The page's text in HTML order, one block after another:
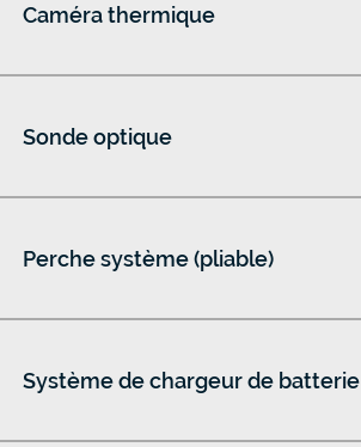
Caméra thermique
Sonde optique
Perche système (pliable)
Système de chargeur de batterie